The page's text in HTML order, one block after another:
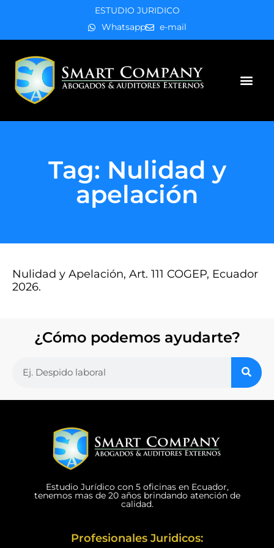
ESTUDIO JURIDICO
Whatsapp
e-mail
Tag: Nulidad y
apelación
Nulidad y Apelación, Art. 111 COGEP, Ecuador
2026.
¿Cómo podemos ayudarte?
Estudio Jurídico con 5 oficinas en Ecuador,
tenemos mas de 20 años brindando atención de
calidad.
Profesionales Juridicos: